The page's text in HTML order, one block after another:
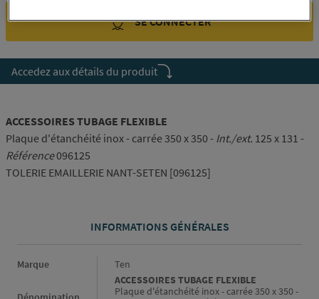
SE CONNECTER
Accedez aux détails du produit
ACCESSOIRES TUBAGE FLEXIBLE
Plaque d'étanchéité inox - carrée 350 x 350 - Int./ext. 125 x 131 -
Référence096125
TOLERIE EMAILLERIE NANT-SETEN [096125]
INFORMATIONS GÉNÉRALES
Informations générales
Marque Ten
ACCESSOIRES TUBAGE FLEXIBLE
Plaque d'étanchéité inox - carrée 350 x 350 -